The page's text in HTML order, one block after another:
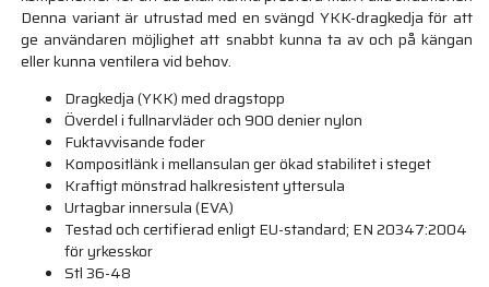
Denna variant är utrustad med en svängd YKK-dragkedja för att
ge användaren möjlighet att snabbt kunna ta av och på kängan
eller kunna ventilera vid behov.
Dragkedja (YKK) med dragstopp
Överdel i fullnarvläder och 900 denier nylon
Fuktavvisande foder
Kompositlänk i mellansulan ger ökad stabilitet i steget
Kraftigt mönstrad halkresistent yttersula
Urtagbar innersula (EVA)
Testad och certifierad enligt EU-standard; EN 20347:2004
för yrkesskor
Stl 36-48